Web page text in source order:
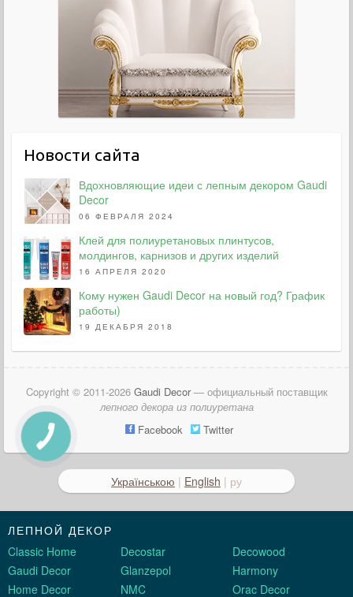
Новости сайта
Вдохновляющие идеи с лепным декором Gaudi
Decor
06 ФЕВРАЛЯ 2024
Клей для полиуретановых плинтусов,
молдингов, карнизов и других изделий
16 АПРЕЛЯ 2020
Кому нужен Gaudi Decor на новый год? График
работы)
19 ДЕКАБРЯ 2018
Copyright © 2011-2026 Gaudi Decor— официальный поставщик
лепного декора из полиуретана
Facebook
Twitter
Українською | English | ру
ЛЕПНОЙ ДЕКОР
Classic Home
Decostar
Decowood
Gaudi Decor
Glanzepol
Harmony
Home Decor
NMC Orac Decor